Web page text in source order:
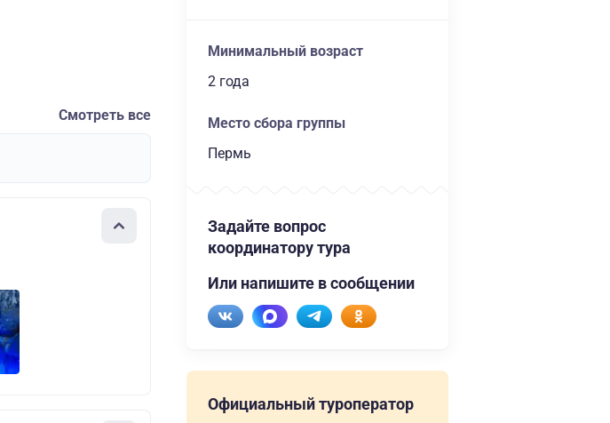
Смотреть все
Минимальный возраст
2 года
Место сбора группы
Пермь
Задайте вопрос
координатору тура
Или напишите в сообщении
Официальный туроператор